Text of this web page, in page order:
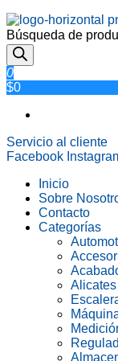
Búsqueda de
0
$0
Servicio al cliente
Facebook
Inicio
Sobre
Contacto
Categorías
Alicates